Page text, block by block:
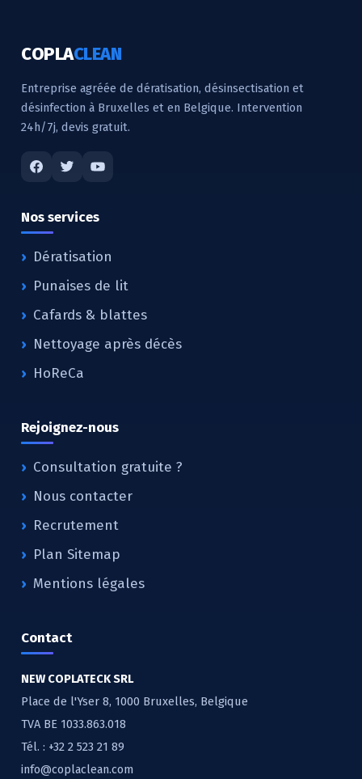
COPLACLEAN
Entreprise agréée de dératisation, désinsectisation et
désinfection à Bruxelles et en Belgique. Intervention
24h/7j, devis gratuit.
Nos services
Dératisation
Punaises de lit
Cafards & blattes
Nettoyage après décès
HoReCa
Rejoignez-nous
Consultation gratuite ?
Nous contacter
Recrutement
Plan Sitemap
Mentions légales
Contact
NEW COPLATECK SRL
Place de l'Yser 8, 1000 Bruxelles, Belgique
TVA BE 1033.863.018
Tél. : +32 2 523 21 89
info@coplaclean.com